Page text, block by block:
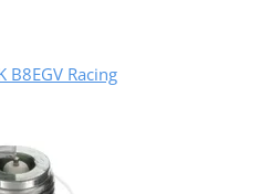
B8EGV Racing